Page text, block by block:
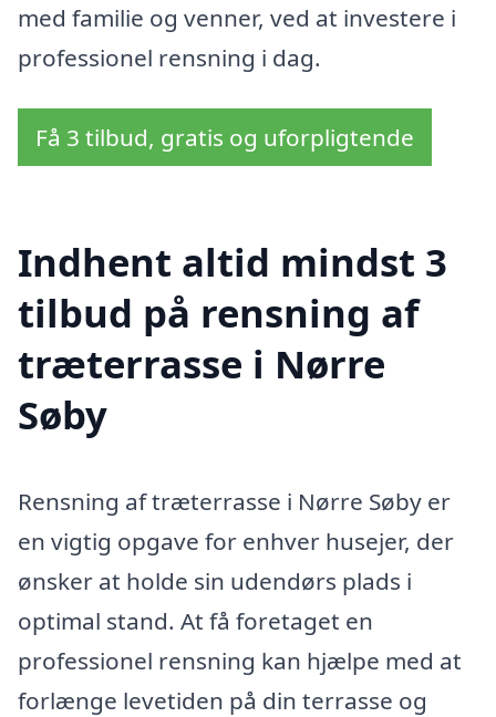
med familie og venner, ved at investere i
professionel rensning i dag.
Få 3 tilbud, gratis og uforpligtende
Indhent altid mindst 3
tilbud på rensning af
træterrasse i Nørre
Søby
Rensning af træterrasse i Nørre Søby er
en vigtig opgave for enhver husejer, der
ønsker at holde sin udendørs plads i
optimal stand. At få foretaget en
professionel rensning kan hjælpe med at
forlænge levetiden på din terrasse og